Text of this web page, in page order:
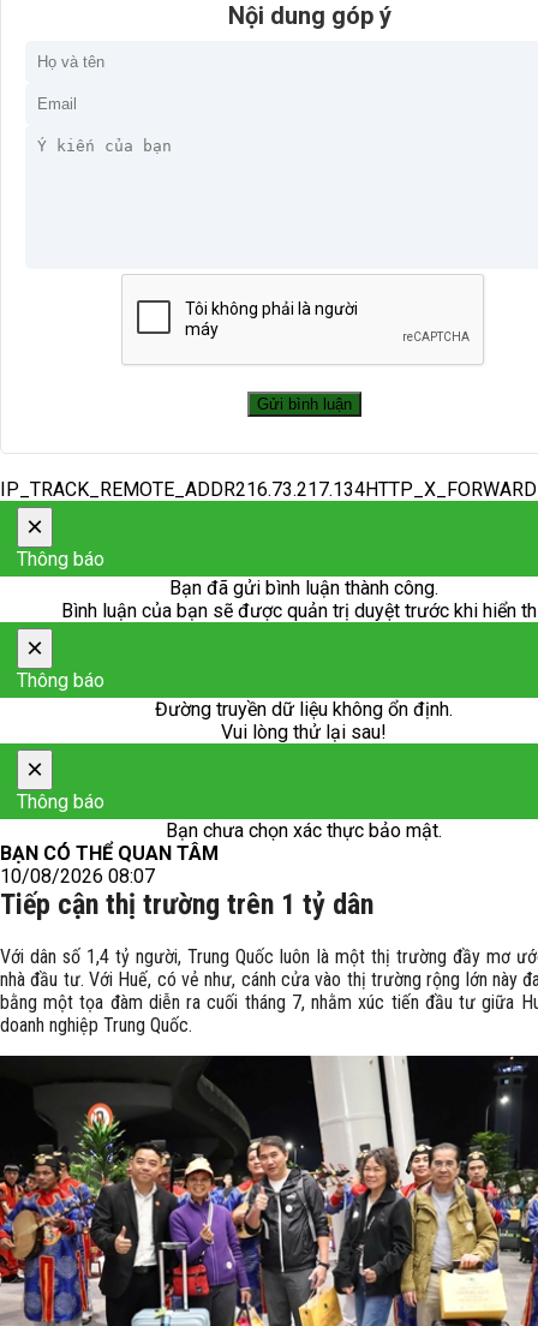
Nội dung góp ý
×
Thông báo
Bạn đã gửi bình luận thành công.
Bình luận của bạn sẽ được quản trị duyệt trước khi hiển
×
Thông báo
Đường truyền dữ liệu không ổn định.
Vui lòng thử lại sau!
×
Thông báo
Bạn chưa chọn xác thực bảo mật.
BẠN CÓ THỂ QUAN TÂM
10/08/2026 08:07
Tiếp cận thị trường trên 1 tỷ dân
Với dân số 1,4 tỷ người, Trung Quốc luôn là một thị trường đầy mơ
nhà đầu tư. Với Huế, có vẻ như, cánh cửa vào thị trường rộng lớn này
bằng một tọa đàm diễn ra cuối tháng 7, nhằm xúc tiến đầu tư giữa
doanh nghiệp Trung Quốc.